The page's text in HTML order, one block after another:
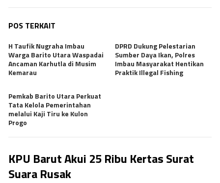
POS TERKAIT
H Taufik Nugraha Imbau
Warga Barito Utara Waspadai
Ancaman Karhutla di Musim
Kemarau
DPRD Dukung Pelestarian
Sumber Daya Ikan, Polres
Imbau Masyarakat Hentikan
Praktik Illegal Fishing
Pemkab Barito Utara Perkuat
Tata Kelola Pemerintahan
melalui Kaji Tiru ke Kulon
Progo
KPU Barut Akui 25 Ribu Kertas Surat
Suara Rusak